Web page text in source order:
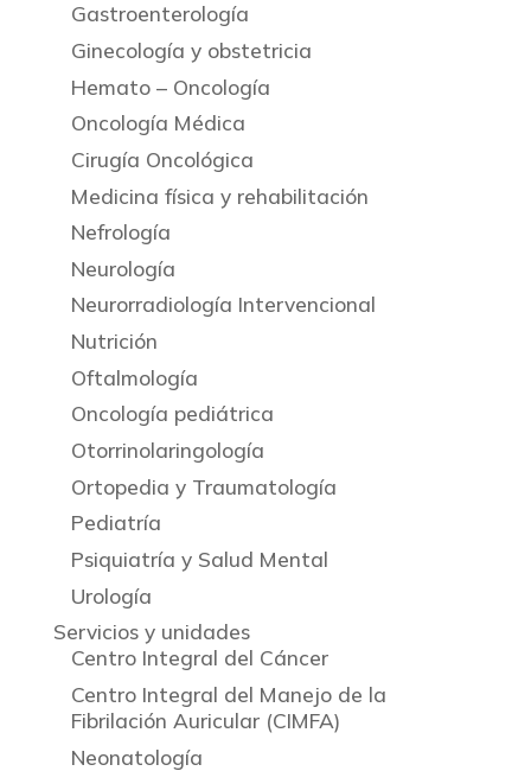
Gastroenterología
Ginecología y obstetricia
Hemato – Oncología
Oncología Médica
Cirugía Oncológica
Medicina física y rehabilitación
Nefrología
Neurología
Neurorradiología Intervencional
Nutrición
Oftalmología
Oncología pediátrica
Otorrinolaringología
Ortopedia y Traumatología
Pediatría
Psiquiatría y Salud Mental
Urología
Servicios y unidades
Centro Integral del Cáncer
Centro Integral del Manejo de la
Fibrilación Auricular (CIMFA)
Neonatología